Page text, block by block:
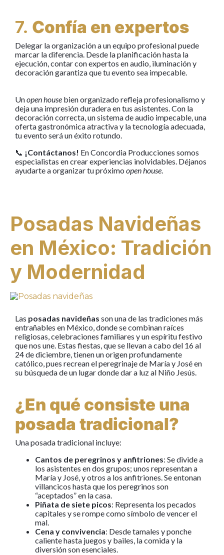
7. Confía en expertos
Delegar la organización a un equipo profesional puede
marcar la diferencia. Desde la planificación hasta la
ejecución, contar con expertos en audio, iluminación y
decoración garantiza que tu evento sea impecable.
Unopen house bien organizado refleja profesionalismo y
deja una impresión duradera en tus asistentes. Con la
decoración correcta, un sistema de audio impecable, una
oferta gastronómica atractiva y la tecnología adecuada,
tu evento será un éxito rotundo.
📞 ¡Contáctanos! En Concordia Producciones somos
especialistas en crear experiencias inolvidables. Déjanos
ayudarte a organizar tu próximo open house
Posadas Navideñas
en México: Tradición
y Modernidad
Las posadas navideñas son una de las tradiciones más
entrañables en México, donde se combinan raíces
religiosas, celebraciones familiares y un espíritu festivo
que nos une. Estas fiestas, que se llevan a cabo del 16 al
24 de diciembre, tienen un origen profundamente
católico, pues recrean el peregrinaje de María y José en
su búsqueda de un lugar donde dar a luz al Niño Jesús.
¿En qué consiste una
posada tradicional?
Una posada tradicional incluye:
Cantos de peregrinos y anfitriones: Se divide a
los asistentes en dos grupos; unos representan a
María y José, y otros a los anfitriones. Se entonan
villancicos hasta que los peregrinos son
“aceptados” en la casa.
Piñata de siete picos: Representa los pecados
capitales y se rompe como símbolo de vencer el
mal.
Cena y convivencia: Desde tamales y ponche
caliente hasta juegos y bailes, la comida y la
diversión son esenciales.